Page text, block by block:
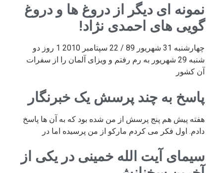
نمونه ای دیگر از دروغ ها و دروغ
گویی های احمدی نژاد!
چهارشنبه 31 شهریور 89 / 22 سپتامبر 2010 1 روز دو
شنبه 29 شهریور به رم رفتم و ویزای آلمان را از سفرات
آن کشور
پاسخ به چند پرسش یک خبرنگار
هفته پیش هم پنج پرسش از من شده بود که به آن ها پاسخ
دادم. اول فکر می کردم مارکو از من پرسیده اما در
سیمای آیت الله خمینی در یکی از